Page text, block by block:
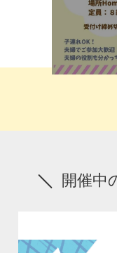
開催中